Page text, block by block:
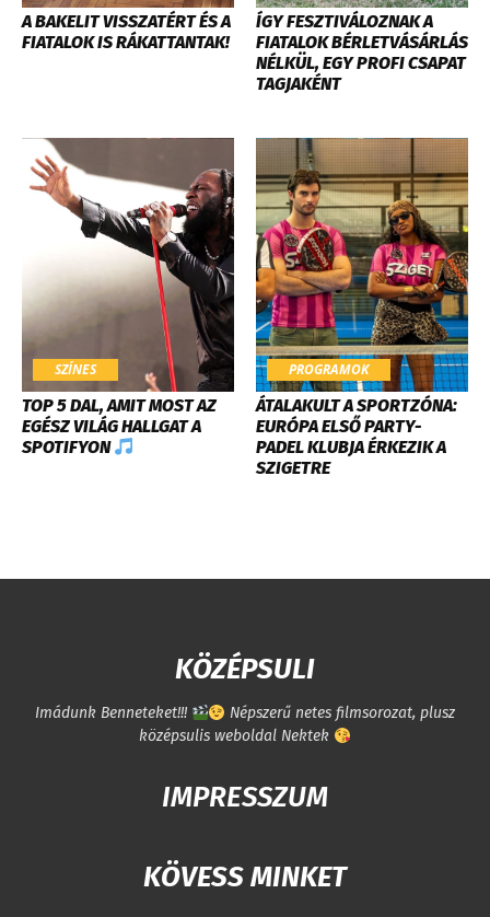
A BAKELIT VISSZATÉRT ÉS A
FIATALOK IS RÁKATTANTAK!
ÍGY FESZTIVÁLOZNAK A
FIATALOK BÉRLETVÁSÁRLÁS
NÉLKÜL, EGY PROFI CSAPAT
TAGJAKÉNT
SZÍNES
TOP 5 DAL, AMIT MOST AZ
EGÉSZ VILÁG HALLGAT A
SPOTIFYON
PROGRAMOK
ÁTALAKULT A SPORTZÓNA:
EURÓPA ELSŐ PARTY-
PADEL KLUBJA ÉRKEZIK A
SZIGETRE
KÖZÉPSULI
Imádunk Benneteket!!!
Népszerű netes filmsorozat, plusz
középsulis weboldal Nektek
IMPRESSZUM
KÖVESS MINKET